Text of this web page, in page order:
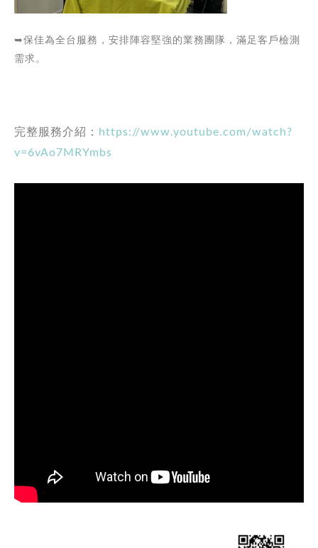
➥保佳為全台服務，安排陣容堅強的業務團隊，滿足客戶檢測
需求。
完整服務介紹： https://www.youtube.com/watch?
v=6vAo7MRYmbs